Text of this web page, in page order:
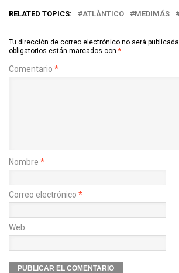
RELATED TOPICS: ATLÀNTICO MEDIMÁS
Tu dirección de correo electrónico no será publicada.
obligatorios están marcados con *
Comentario *
Nombre *
Correo electrónico *
Web